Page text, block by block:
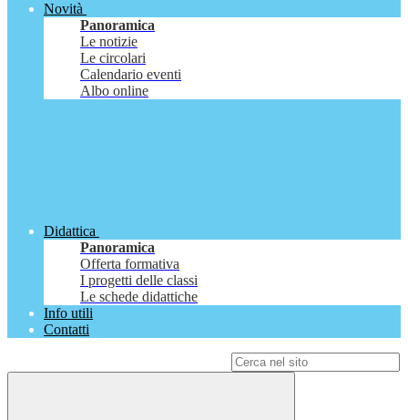
Novità
Panoramica
Le notizie
Le circolari
Calendario eventi
Albo online
Didattica
Panoramica
Offerta formativa
I progetti delle classi
Le schede didattiche
Info utili
Contatti